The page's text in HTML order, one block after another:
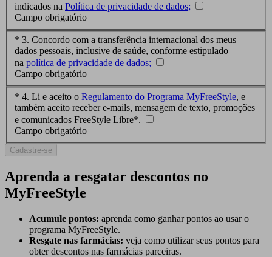
indicados na Política de privacidade de dados;
Campo obrigatório
* 3. Concordo com a transferência internacional dos meus
dados pessoais, inclusive de saúde, conforme estipulado
na política de privacidade de dados;
Campo obrigatório
* 4. Li e aceito o Regulamento do Programa MyFreeStyle, e
também aceito receber e-mails, mensagem de texto, promoções
e comunicados FreeStyle Libre*.
Campo obrigatório
Cadastre-se
Aprenda a resgatar descontos no
MyFreeStyle
Acumule pontos: aprenda como ganhar pontos ao usar o
programa MyFreeStyle.
Resgate nas farmácias: veja como utilizar seus pontos para
obter descontos nas farmácias parceiras.